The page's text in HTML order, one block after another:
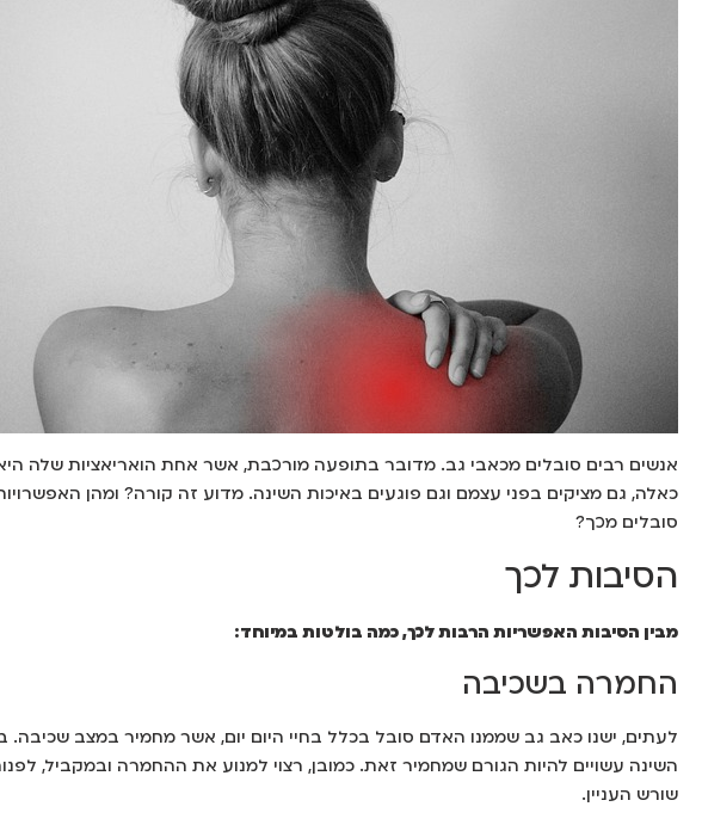
אנשים רבים סובלים מכאבי גב. מדובר בתופעה מורכבת, אשר אחת הואריאציות שלה
כאלה, גם מציקים בפני עצמם וגם פוגעים באיכות השינה. מדוע זה קורה? ומהן
סובלים מכך?
הסיבות לכך
מבין הסיבות האפשריות הרבות לכך, כמה בולטות במיוחד:
החמרה בשכיבה
לעתים, ישנו כאב גב שממנו האדם סובל בכלל בחיי היום יום, אשר מחמיר במצב שכיבה.
השינה עשויים להיות הגורם שמחמיר זאת. כמובן, רצוי למנוע את ההחמרה ובמקביל,
שורש העניין.